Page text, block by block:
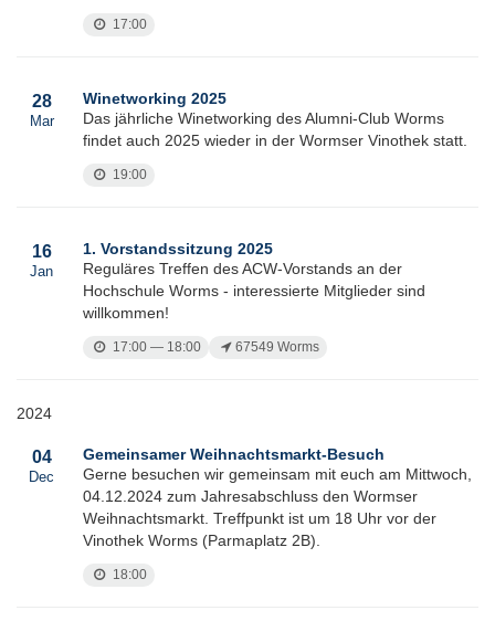
17:00
28
Mar
Winetworking 2025
Das jährliche Winetworking des Alumni-Club Worms
findet auch 2025 wieder in der Wormser Vinothek statt.
19:00
16
Jan
1. Vorstandssitzung 2025
Reguläres Treffen des ACW-Vorstands an der
Hochschule Worms - interessierte Mitglieder sind
willkommen!
17:00 — 18:00 67549 Worms
2024
04
Dec
Gemeinsamer Weihnachtsmarkt-Besuch
Gerne besuchen wir gemeinsam mit euch am Mittwoch,
04.12.2024 zum Jahresabschluss den Wormser
Weihnachtsmarkt. Treffpunkt ist um 18 Uhr vor der
Vinothek Worms (Parmaplatz 2B).
18:00